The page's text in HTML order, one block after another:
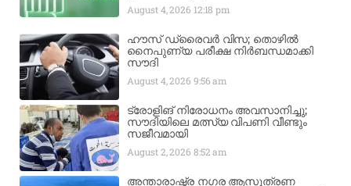
August 4, 2026 12:18 pm
ഹൗസ് ഡ്രൈവർ വിസ; തൊഴിൽ
നൈപുണ്യ പരീക്ഷ നിർബന്ധമാക്കി
സൗദി
August 4, 2026 9:56 am
ട്രോളിങ് നിരോധനം അവസാനിച്ചു;
സൗദിയിലെ മത്സ്യ വിപണി വീണ്ടും
സജീവമായി
August 2, 2026 8:52 am
അന്താരാഷ്ട്ര നഗര ആസൂത്രണ